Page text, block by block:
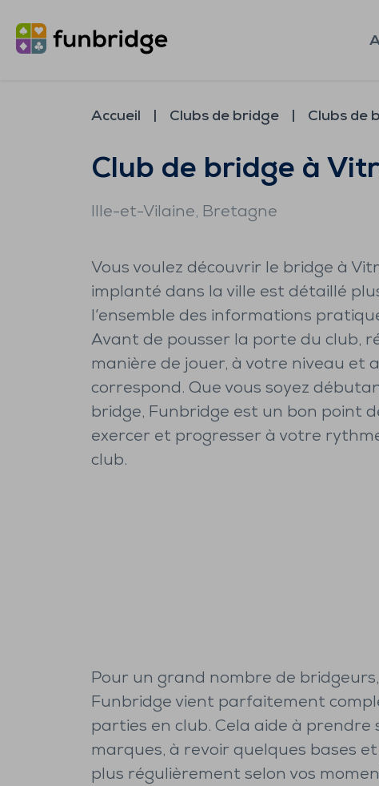
Accueil Clubs de bridge Clubs de
Club de bridge à
Ille-et-Vilaine, Bretagne
Vous voulez découvrir le bridge à
implanté dans la ville est détaillé
l’ensemble des informations
Avant de pousser la porte du club,
manière de jouer, à votre niveau et
correspond. Que vous soyez
bridge, Funbridge est un bon point
exercer et progresser à votre
club.
Pour un grand nombre de bridgeurs,
Funbridge vient parfaitement
parties en club. Cela aide à prendre
marques, à revoir quelques bases
plus régulièrement selon vos